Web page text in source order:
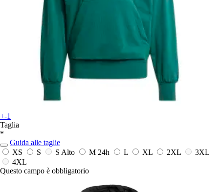
+-1
Taglia
*
Guida alle taglie
XS
S S Alto M 24h L XL 2XL
3XL
4XL
Questo campo è obbligatorio